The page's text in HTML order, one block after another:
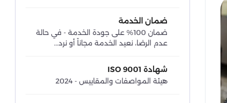
ضمان الخدمة
ضمان 100% على جودة الخدمة - في حالة
عدم الرضا، نعيد الخدمة مجاناً أو نرد...
شهادة ISO 9001
هيئة المواصفات والمقاييس - 2024